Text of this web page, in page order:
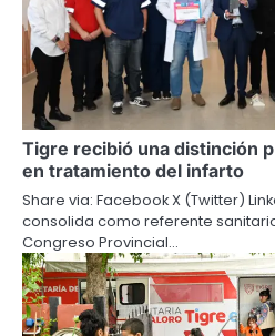
Tigre recibió una distinción
en tratamiento del infarto
Share via: Facebook X (Twitter)
consolida como referente
Congreso Provincial…